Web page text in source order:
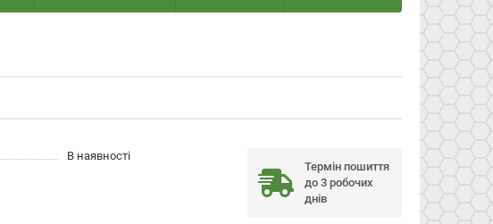
В наявності
Термін пошиття
до 3 робочих
днів